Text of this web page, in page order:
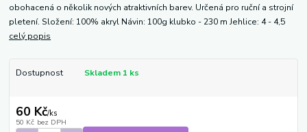
obohacená o několik nových atraktivních barev. Určená pro ruční a strojní
pletení. Složení: 100% akryl Návin: 100g klubko - 230 m Jehlice: 4 - 4,5
celý popis
Dostupnost Skladem 1 ks
60 Kč/ks
50 Kč bez DPH